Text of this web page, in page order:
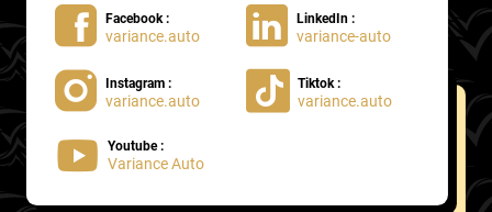
Facebook :
variance.auto
LinkedIn :
variance-auto
Instagram :
variance.auto
Tiktok :
variance.auto
Youtube :
Variance Auto